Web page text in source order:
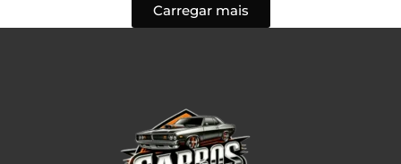
Carregar mais